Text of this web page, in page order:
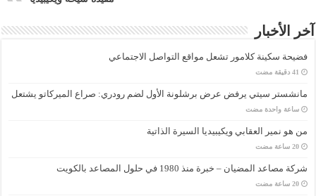
آخر الأخبار
فضيحة سكينة كلامور تشعل مواقع التواصل الاجتماعي
مانشستر سيتي يرفض عرض برشلونة الأول لضم رودري: صراع الميركاتو يشتعل
‏ساعة واحدة مضت
من هو نمير العقابي ويكيبيديا السيرة الذاتية
‏20 ساعة مضت
شركة مصاعد المضيان – خبرة منذ 1980 في حلول المصاعد بالكويت
‏20 ساعة مضت